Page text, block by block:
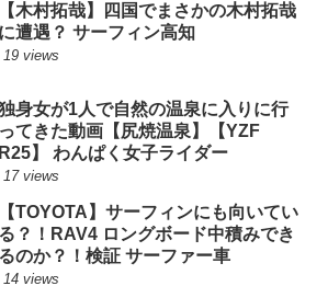
【木村拓哉】四国でまさかの木村拓哉
に遭遇？ サーフィン高知
19 views
身女が1人で自然の温泉に入りに行
ってきた動画【尻焼温泉】【YZF
R25】 わんぱく女子ライダー
17 views
【TOYOTA】サーフィンにも向いてい
る？！RAV4 ロングボード中積みでき
るのか？！検証 サーファー車
14 views